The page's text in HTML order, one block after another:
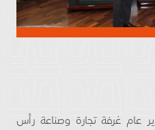
عام غرفة تجارة وصناعة رأس